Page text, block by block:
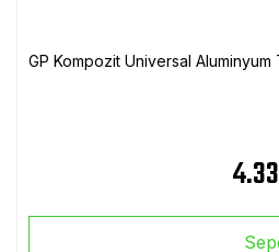
GP Kompozit Universal Aluminyum